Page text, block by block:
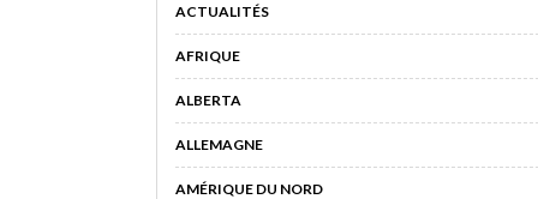
ACTUALITÉS
AFRIQUE
ALBERTA
ALLEMAGNE
AMÉRIQUE DU NORD